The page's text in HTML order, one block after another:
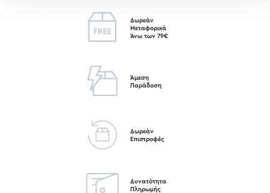
Δωρεάν
Μεταφορικά
Άνω των 79€
Άμεση
Παράδοση
Δωρεάν
Επιστροφές
Δυνατότητα
Πληρωμής